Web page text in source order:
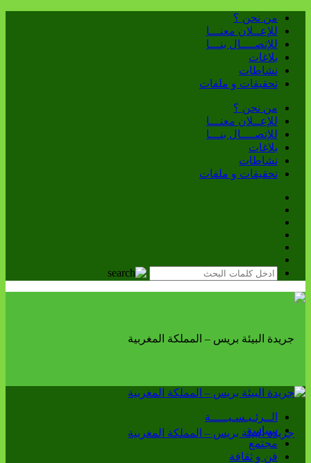
من نحن ؟
للإعــلان معنـــا
للإتصــــال بنـــا
بلاغات
نشاطات
تحقيقات و ملفات
من نحن ؟
للإعــلان معنـــا
للإتصــــال بنـــا
بلاغات
نشاطات
تحقيقات و ملفات
الــرئـيـسـيـــــة
سياسة
مجتمع
فن و ثقافة